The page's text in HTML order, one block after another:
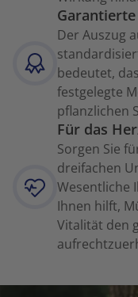
Der Auszug
bedeutet,
festgelegte
pflanzlichen
Für das
Sorgen Sie
dreifachen
Wesentliche
Ihnen hilft,
Vitalität den